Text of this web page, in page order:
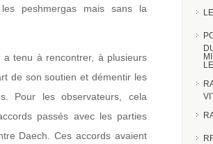
peshmergas mais sans la
tenu à rencontrer, à plusieurs
de son soutien et démentir les
Pour les observateurs, cela
passés avec les parties
Daech. Ces accords avaient